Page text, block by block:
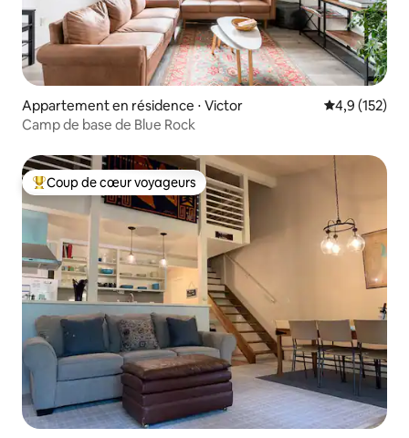
Appartement en résidence ⋅ Victor Évaluation
4,9 (152)
Camp de base de Blue Rock
Coups de cœur voyageurs les plus appréciés
Coup de cœur voyageurs